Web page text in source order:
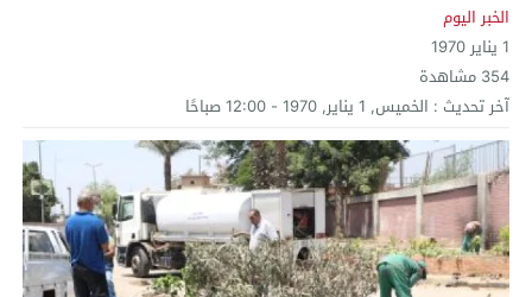
الخبر اليوم
1 يناير 1970
354 مشاهدة
آخر تحديث : الخميس, 1 يناير, 1970 - 12:00 صباحًا